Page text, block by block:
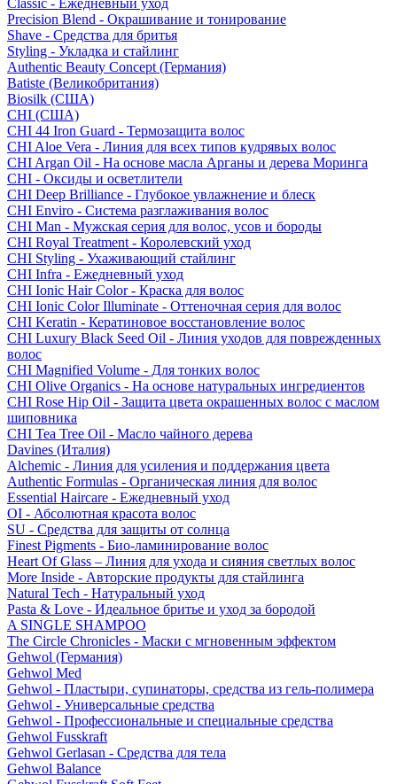
Classic - Ежедневный уход
Precision Blend - Окрашивание и тонирование
Shave - Средства для бритья
Styling - Укладка и стайлинг
Authentic Beauty Concept (Германия)
Batiste (Великобритания)
Biosilk (США)
CHI (США)
CHI 44 Iron Guard - Термозащита волос
CHI Aloe Vera - Линия для всех типов кудрявых волос
CHI Argan Oil - На основе масла Арганы и дерева Моринга
CHI - Оксиды и осветлители
CHI Deep Brilliance - Глубокое увлажнение и блеск
CHI Enviro - Система разглаживания волос
CHI Man - Мужская серия для волос, усов и бороды
CHI Royal Treatment - Королевский уход
CHI Styling - Ухаживающий стайлинг
CHI Infra - Ежедневный уход
CHI Ionic Hair Color - Краска для волос
CHI Ionic Color Illuminate - Оттеночная серия для волос
CHI Keratin - Кератиновое восстановление волос
CHI Luxury Black Seed Oil - Линия уходов для поврежденных
волос
CHI Magnified Volume - Для тонких волос
CHI Olive Organics - На основе натуральных ингредиентов
CHI Rose Hip Oil - Защита цвета окрашенных волос с маслом
шиповника
CHI Tea Tree Oil - Масло чайного дерева
Davines (Италия)
Alchemic - Линия для усиления и поддержания цвета
Authentic Formulas - Органическая линия для волос
Essential Haircare - Eжедневный уход
OI - Абсолютная красота волос
SU - Средства для защиты от солнца
Finest Pigments - Био-ламинирование волос
Heart Of Glass – Линия для ухода и сияния светлых волос
More Inside - Авторские продукты для стайлинга
Natural Tech - Натуральный уход
Pasta & Love - Идеальное бритье и уход за бородой
A SINGLE SHAMPOO
The Circle Chronicles - Маски с мгновенным эффектом
Gehwol (Германия)
Gehwol Med
Gehwol - Пластыри, супинаторы, средства из гель-полимера
Gehwol - Универсальные средства
Gehwol - Профессиональные и специальные средства
Gehwol Fusskraft
Gehwol Gerlasan - Средства для тела
Gehwol Balance